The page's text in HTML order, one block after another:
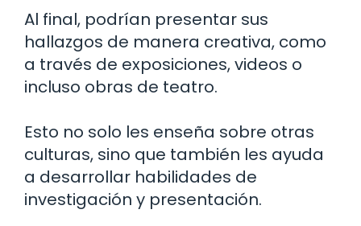
Al final, podrían presentar sus
hallazgos de manera creativa, como
a través de exposiciones, videos o
incluso obras de teatro.
Esto no solo les enseña sobre otras
culturas, sino que también les ayuda
a desarrollar habilidades de
investigación y presentación.